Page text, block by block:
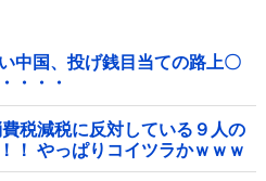
中国、投げ銭目当ての路上〇
・・・
税減税に反対している９人の
！ やっぱりコイツラかｗｗｗ